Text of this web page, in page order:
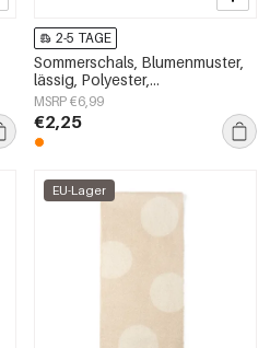
2-5 TAGE
Sommerschals, Blumenmuster,
lässig, Polyester,
Alltagsaccessoires
MSRP €6,99
€2,25
EU-Lager